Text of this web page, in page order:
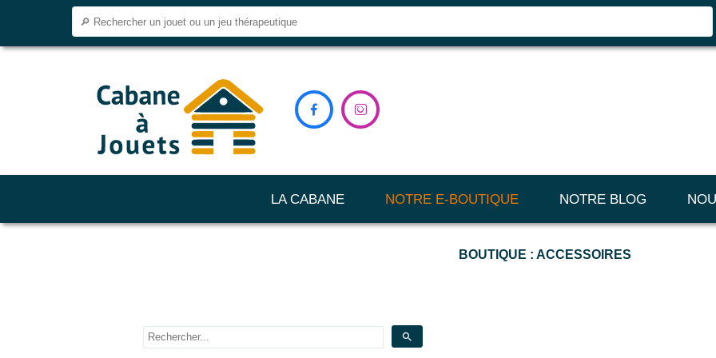
LA CABANE NOTRE E-BOUTIQUE NOTRE BLOG
 
BOUTIQUE : ACCESSOIRES
search